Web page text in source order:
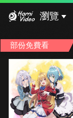
瀏覽
部份免費看